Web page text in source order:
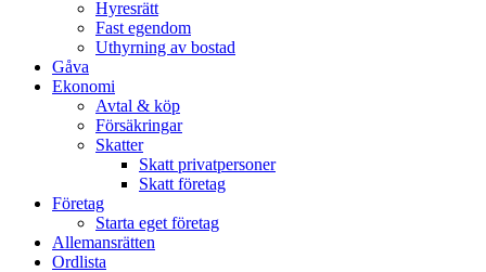
Hyresrätt
Fast egendom
Uthyrning av bostad
Gåva
Ekonomi
Avtal & köp
Försäkringar
Skatter
Skatt privatpersoner
Skatt företag
Företag
Starta eget företag
Allemansrätten
Ordlista